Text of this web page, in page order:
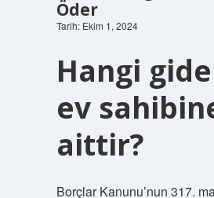
Öder
Tarih: Ekim 1, 2024
Hangi
ev
aittir?
Borçlar Kanunu’nun 317.